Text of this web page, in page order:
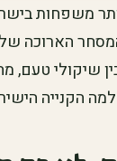
משפחות
הארוכה של
שיקולי טעם,
למה הקנייה